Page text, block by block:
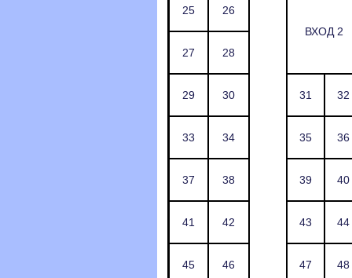
25
26
ВХОД 2
27
28
29 30 31 32
33 34 35 36
37 38 39 40
41 42 43 44
45 46 47 48